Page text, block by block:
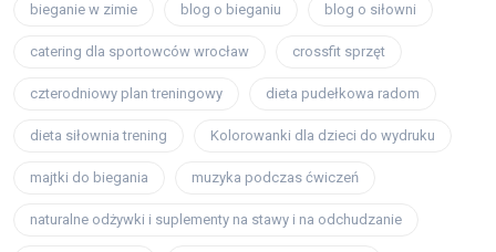
bieganie w zimie blog o bieganiu blog o siłowni
catering dla sportowców wrocław crossfit sprzęt
czterodniowy plan treningowy dieta pudełkowa radom
dieta siłownia trening Kolorowanki dla dzieci do wydruku
majtki do biegania muzyka podczas ćwiczeń
naturalne odżywki i suplementy na stawy i na odchudzanie